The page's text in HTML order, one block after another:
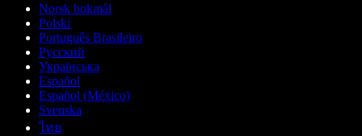
Norsk bokmål
Polski
Português Brasileiro
Русский
Українська
Español
Español (México)
Svenska
ไทย